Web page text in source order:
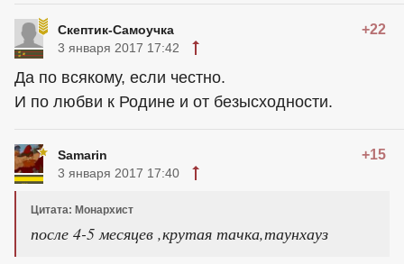
Скептик-Самоучка +22
3 января 2017 17:42
Да по всякому, если честно.
И по любви к Родине и от безысходности.
Samarin +15
3 января 2017 17:40
Цитата: Монархист
после 4-5 месяцев ,крутая тачка,таунхауз